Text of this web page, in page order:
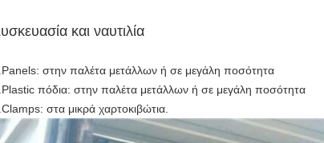
και ναυτιλία
στην παλέτα μετάλλων ή σε μεγάλη ποσότητα
πόδια: στην παλέτα μετάλλων ή σε μεγάλη ποσότητα
στα μικρά χαρτοκιβώτια.